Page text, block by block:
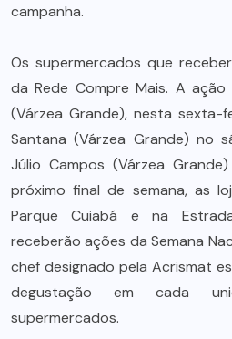
campanha.
Os supermercados que
da Rede Compre Mais. A
(Várzea Grande), nesta sexta-
Santana (Várzea Grande) no
Júlio Campos (Várzea
próximo final de semana, as
Parque Cuiabá e na
receberão ações da Semana
chef designado pela Acrismat
degustação em cada
supermercados.